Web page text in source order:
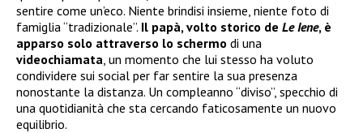
sentire come un’eco. Niente brindisi insieme, niente foto di
famiglia “tradizionale”. Il papà, volto storico de Le Iene, è
apparso solo attraverso lo schermo di una
videochiamata , un momento che lui stesso ha voluto
condividere sui social per far sentire la sua presenza
nonostante la distanza. Un compleanno “diviso”, specchio di
una quotidianità che sta cercando faticosamente un nuovo
equilibrio.